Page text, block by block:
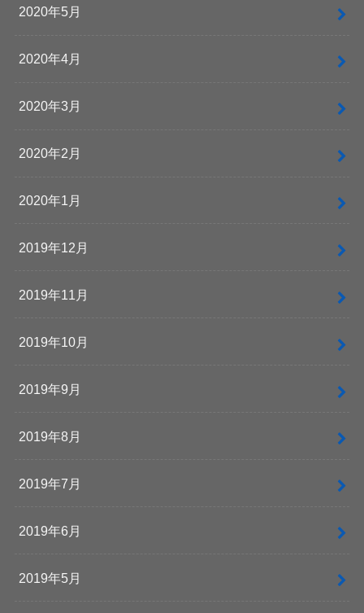
2020年5月
2020年4月
2020年3月
2020年2月
2020年1月
2019年12月
2019年11月
2019年10月
2019年9月
2019年8月
2019年7月
2019年6月
2019年5月